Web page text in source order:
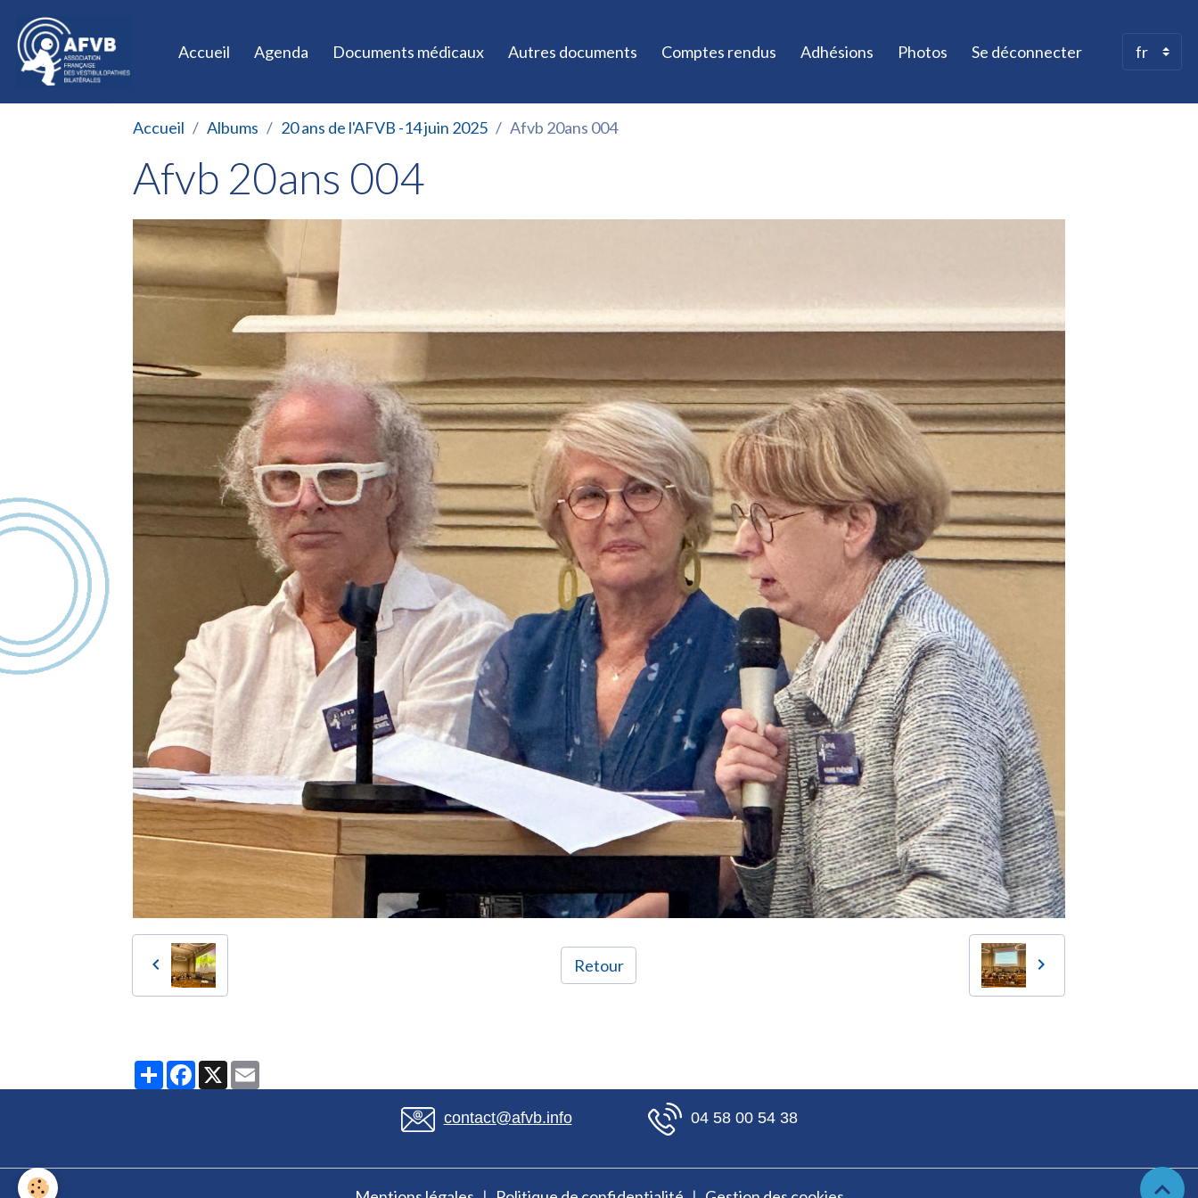
Accueil Agenda Documents médicaux Autres documents Comptes rendus Adhésions Photos Se déconnecter
Accueil Albums 20 ans de l'AFVB -14 juin 2025 Afvb 20ans 004
Afvb 20ans 004
Retour
PartagerFacebook
X
contact@afvb.info 04 58 00 54 38